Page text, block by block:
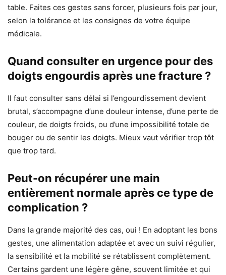
table. Faites ces gestes sans forcer, plusieurs fois par jour,
selon la tolérance et les consignes de votre équipe
médicale.
Quand consulter en urgence pour des
doigts engourdis après une fracture ?
Il faut consulter sans délai si l’engourdissement devient
brutal, s’accompagne d’une douleur intense, d’une perte de
couleur, de doigts froids, ou d’une impossibilité totale de
bouger ou de sentir les doigts. Mieux vaut vérifier trop tôt
que trop tard.
Peut-on récupérer une main
entièrement normale après ce type de
complication ?
Dans la grande majorité des cas, oui ! En adoptant les bons
gestes, une alimentation adaptée et avec un suivi régulier,
la sensibilité et la mobilité se rétablissent complètement.
Certains gardent une légère gêne, souvent limitée et qui